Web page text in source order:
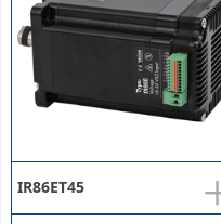
IR86ET45